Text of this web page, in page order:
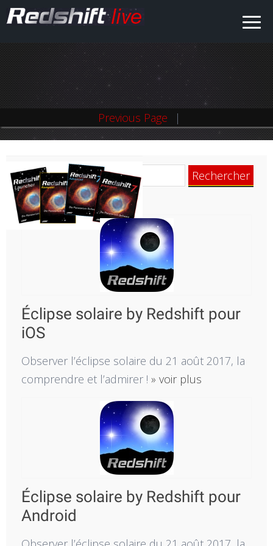
Previous Page
Rechercher :
Logiciel d'astronomie
Éclipse solaire by Redshift pour
iOS
Observer l’éclipse solaire du 21 août 2017, la
comprendre et l’admirer ! » voir plus
Éclipse solaire by Redshift pour
Android